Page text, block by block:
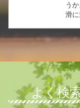
う
滑
よく検